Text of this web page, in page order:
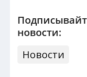
новости:
Новости